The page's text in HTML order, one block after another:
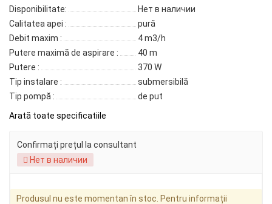
Disponibilitate:
Нет в наличии
Calitatea apei :
pură
Debit maxim :
4 m3/h
Putere maximă de aspirare :
40 m
Putere :
370 W
Tip instalare :
submersibilă
Tip pompă :
de put
Arată toate specificatiile
Confirmați prețul la consultant
Нет в наличии
Produsul nu este momentan în stoc. Pentru informații